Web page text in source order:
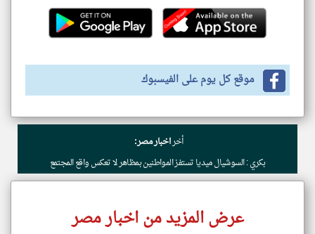
موقع كل يوم على الفيسبوك
أخراخبار مصر:
بكري : السوشيال ميديا تستفز المواطنين بمظاهر لا تعكس واقع المجتمع
عرض المزيد من اخبار مصر